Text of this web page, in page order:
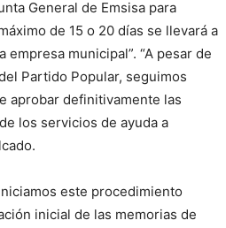
General de Emsisa para
de 15 o 20 días se llevará a
municipal”. “A pesar de
Partido Popular, seguimos
aprobar definitivamente las
los servicios de ayuda a
este procedimiento
inicial de las memorias de